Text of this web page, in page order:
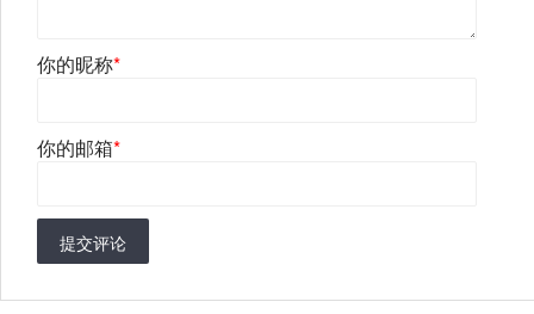
你的昵称*
你的邮箱*
提交评论